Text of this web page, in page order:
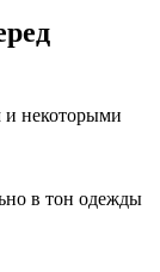
и некоторыми
в тон одежды